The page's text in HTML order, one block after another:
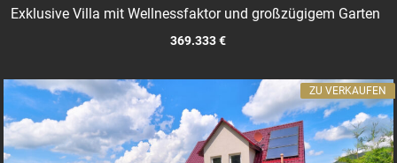
Exklusive Villa mit Wellnessfaktor und großzügigem Garten
369.333 €
ZU VERKAUFEN